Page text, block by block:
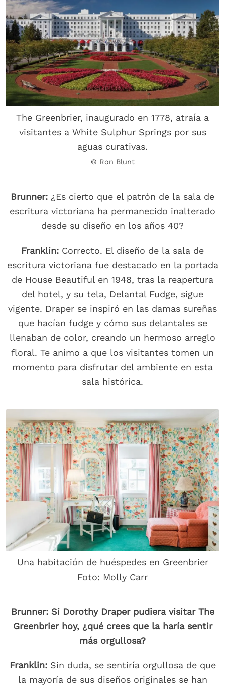
The Greenbrier, inaugurado en 1778, atraía a
visitantes a White Sulphur Springs por sus
aguas curativas.
© Ron Blunt
Brunner: ¿Es cierto que el patrón de la sala de
escritura victoriana ha permanecido inalterado
desde su diseño en los años 40?
Franklin: Correcto. El diseño de la sala de
escritura victoriana fue destacado en la portada
de House Beautiful en 1948, tras la reapertura
del hotel, y su tela, Delantal Fudge, sigue
vigente. Draper se inspiró en las damas sureñas
que hacían fudge y cómo sus delantales se
llenaban de color, creando un hermoso arreglo
floral. Te animo a que los visitantes tomen un
momento para disfrutar del ambiente en esta
sala histórica.
Una habitación de huéspedes en Greenbrier
Foto: Molly Carr
Brunner: Si Dorothy Draper pudiera visitar The
Greenbrier hoy, ¿qué crees que la haría sentir
más orgullosa?
Franklin:Sin duda, se sentiría orgullosa de que
la mayoría de sus diseños originales se han